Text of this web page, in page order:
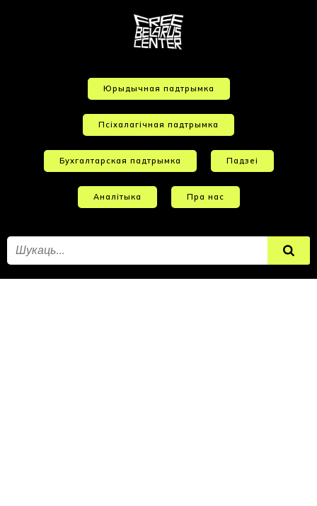
Юрыдычная падтрымка
Псіхалагічная падтрымка
Бухгалтарская падтрымка Падзеі
Аналітыка Пра нас